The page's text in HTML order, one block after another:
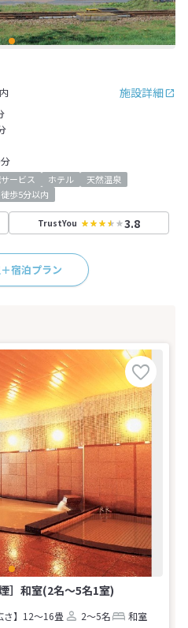
施設詳細
ービス ホテル
天然温泉
歩5分以内
TrustYou 3.8
宿泊プラン
］和室(2名～5名1室)
さ】12～16畳 2～5名
和室